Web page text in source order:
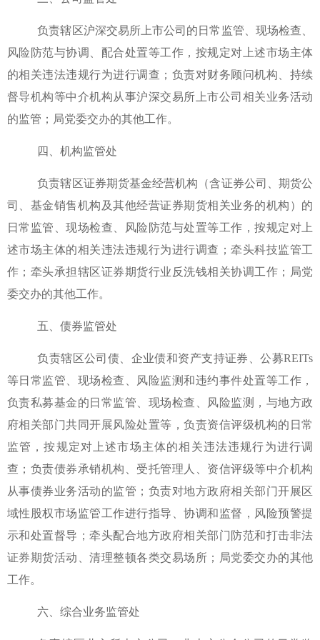
负责辖区沪深交易所上市公司的日常监管、现场检查、
风险防范与协调、配合处置等工作，按规定对上述市场主体
的相关违法违规行为进行调查；负责对财务顾问机构、持续
督导机构等中介机构从事沪深交易所上市公司相关业务活动
的监管；局党委交办的其他工作。
四、机构监管处
负责辖区证券期货基金经营机构（含证券公司、期货公
司、基金销售机构及其他经营证券期货相关业务的机构）的
日常监管、现场检查、风险防范与处置等工作，按规定对上
述市场主体的相关违法违规行为进行调查；牵头科技监管工
作；牵头承担辖区证券期货行业反洗钱相关协调工作；局党
委交办的其他工作。
五、债券监管处
负责辖区公司债、企业债和资产支持证券、公募REITs
等日常监管、现场检查、风险监测和违约事件处置等工作，
负责私募基金的日常监管、现场检查、风险监测，与地方政
府相关部门共同开展风险处置等，负责资信评级机构的日常
监管，按规定对上述市场主体的相关违法违规行为进行调
查；负责债券承销机构、受托管理人、资信评级等中介机构
从事债券业务活动的监管；负责对地方政府相关部门开展区
域性股权市场监管工作进行指导、协调和监督，风险预警提
示和处置督导；牵头配合地方政府相关部门防范和打击非法
证券期货活动 、清理整顿各类交易场所；局党委交办的其他
工作。
六、综合业务监管处